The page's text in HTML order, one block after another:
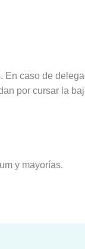
caso de
por cursar la
y mayorías.